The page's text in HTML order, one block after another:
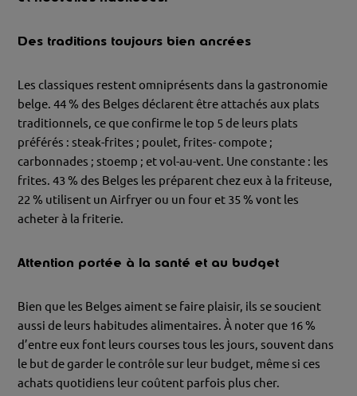
Des traditions toujours bien ancrées
Les classiques restent omniprésents dans la gastronomie
belge. 44 % des Belges déclarent être attachés aux plats
traditionnels, ce que confirme le top 5 de leurs plats
préférés : steak-frites ; poulet, frites- compote ;
carbonnades ; stoemp ; et vol-au-vent. Une constante : les
frites. 43 % des Belges les préparent chez eux à la friteuse,
22 % utilisent un Airfryer ou un four et 35 % vont les
acheter à la friterie.
Attention portée à la santé et au budget
Bien que les Belges aiment se faire plaisir, ils se soucient
aussi de leurs habitudes alimentaires. À noter que 16 %
d’entre eux font leurs courses tous les jours, souvent dans
le but de garder le contrôle sur leur budget, même si ces
achats quotidiens leur coûtent parfois plus cher.